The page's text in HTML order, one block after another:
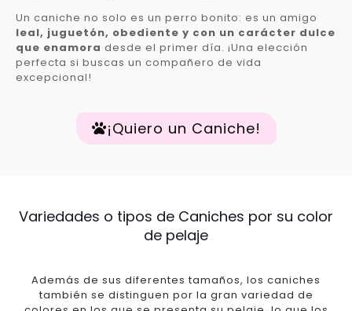
Un caniche no solo es un perro bonito: es un amigo
leal, juguetón, obediente y con un carácter dulce
que enamora desde el primer día. ¡Una elección
perfecta si buscas un compañero de vida
excepcional!
¡Quiero un Caniche!
Variedades o tipos de Caniches por su color
de pelaje
Además de sus diferentes tamaños, los caniches
también se distinguen por la gran variedad de